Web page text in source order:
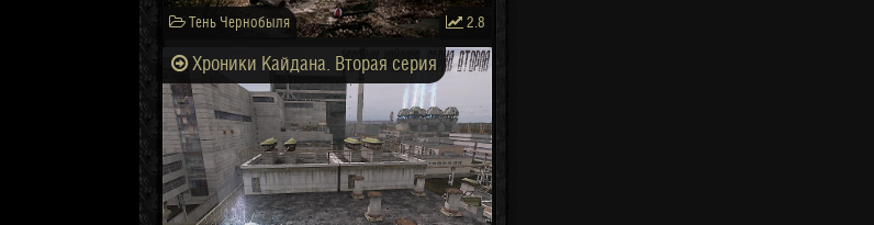
Тень Чернобыля 2.8
Хроники Кайдана. Вторая серия